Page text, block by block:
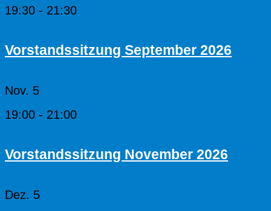
19:30 - 21:30
Vorstandssitzung September 2026
Nov. 5
19:00 - 21:00
Vorstandssitzung November 2026
Dez. 5